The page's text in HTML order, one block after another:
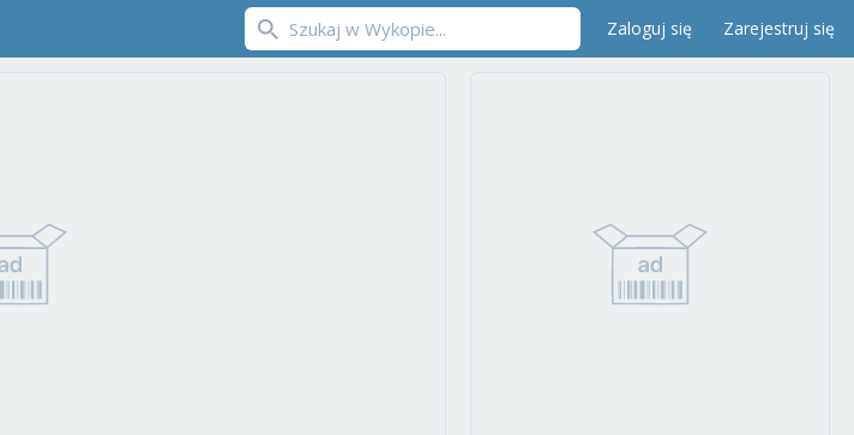
Zaloguj się Zarejestruj się